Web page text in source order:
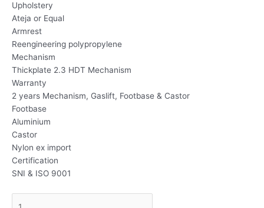
Upholstery
Ateja or Equal
Armrest
Reengineering polypropylene
Mechanism
Thickplate 2.3 HDT Mechanism
Warranty
2 years Mechanism, Gaslift, Footbase & Castor
Footbase
Aluminium
Castor
Nylon ex import
Certification
SNI & ISO 9001